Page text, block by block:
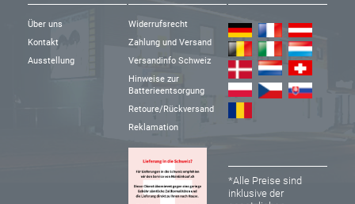
Über uns
Kontakt
Ausstellung
Widerrufsrecht
Zahlung und Versand
Versandinfo Schweiz
Hinweise zur
Batterieentsorgung
Retoure/Rückversand
Reklamation
*Alle Preise sind
inklusive der